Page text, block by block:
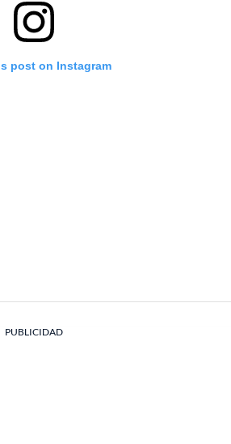
post on Instagram
PUBLICIDAD